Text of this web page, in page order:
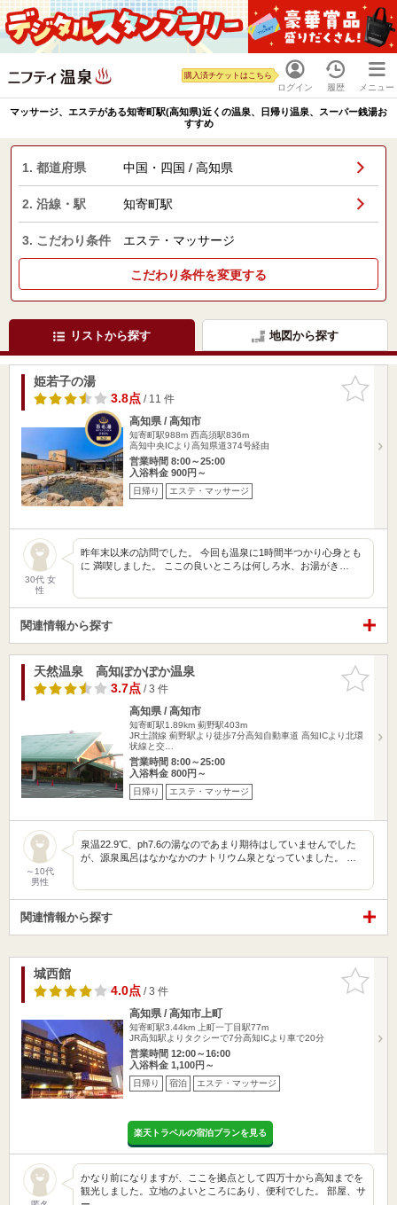
ログイン
購入済チケットはこちら
履歴 メニュー
マッサージ、エステがある知寄町駅(高知県)近くの温泉、日帰り温泉、スーパー銭湯お
すすめ
1. 都道府県 中国・四国 / 高知県
2. 沿線・駅 知寄町駅
3. こだわり条件 エステ・マッサージ
こだわり条件を変更する
リストから探す 地図から探す
お気に入
りに追加
姫若子の湯
3.8点/ 11 件
高知県 / 高知市
知寄町駅988m 西高須駅836m
高知中央ICより高知県道374号経由
営業時間 8:00～25:00
入浴料金 900円～
日帰り エステ・マッサージ
30代 女
性
昨年末以来の訪問でした。 今回も温泉に1時間半つかり心身とも
に 満喫しました。 ここの良いところは何しろ水、お湯がき…
関連情報から探す
お気に入
りに追加
天然温泉 高知ぽかぽか温泉
3.7点/ 3 件
高知県 / 高知市
知寄町駅1.89km 薊野駅403m
JR土讃線 薊野駅より徒歩7分高知自動車道 高知ICより北環
状線と交…
営業時間 8:00～25:00
入浴料金 800円～
日帰り エステ・マッサージ
～10代
男性
泉温22.9℃、ph7.6の湯なのであまり期待はしていませんでした
が、源泉風呂はなかなかのナトリウム泉となっていました。 …
関連情報から探す
お気に入
りに追加
城西館
4.0点/ 3 件
高知県 / 高知市上町
知寄町駅3.44km
上町一丁目駅77m
JR高知駅よりタクシーで7分高知ICより車で20分
営業時間 12:00～16:00
入浴料金 1,100円～
日帰り 宿泊 エステ・マッサージ
楽天トラベルの宿泊プランを見る
かなり前になりますが、ここを拠点として四万十から高知までを
観光しました。立地のよいところにあり、便利でした。 部屋、サ